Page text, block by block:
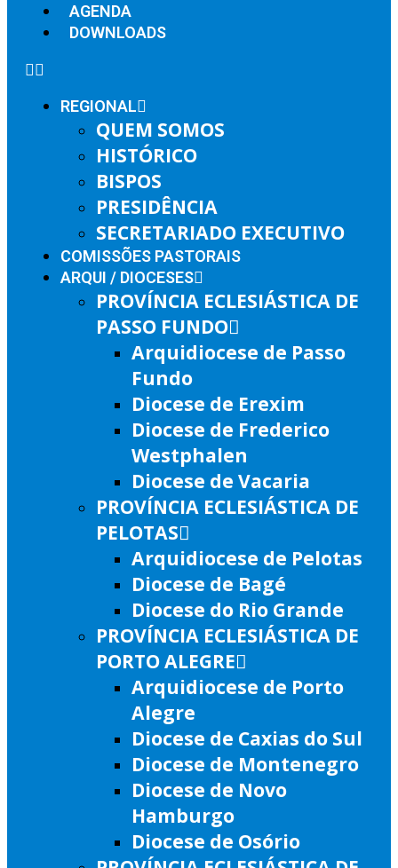
AGENDA
DOWNLOADS
REGIONAL
QUEM SOMOS
HISTÓRICO
BISPOS
PRESIDÊNCIA
SECRETARIADO EXECUTIVO
COMISSÕES PASTORAIS
ARQUI / DIOCESES
PROVÍNCIA ECLESIÁSTICA DE
PASSO FUNDO
Arquidiocese de Passo
Fundo
Diocese de Erexim
Diocese de Frederico
Westphalen
Diocese de Vacaria
PROVÍNCIA ECLESIÁSTICA DE
PELOTAS
Arquidiocese de Pelotas
Diocese de Bagé
Diocese do Rio Grande
PROVÍNCIA ECLESIÁSTICA DE
PORTO ALEGRE
Arquidiocese de Porto
Alegre
Diocese de Caxias do Sul
Diocese de Montenegro
Diocese de Novo
Hamburgo
Diocese de Osório